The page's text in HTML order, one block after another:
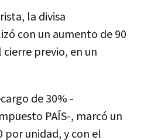
la divisa
con un aumento de 90
previo, en un
de 30% -
PAÍS-, marcó un
por unidad, y con el